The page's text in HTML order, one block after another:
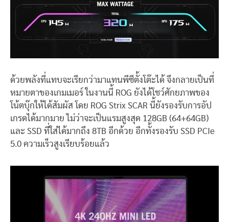
ด้วยพลังที่แทบจะเรียกว่ามาแทนพีซีตั้งโต๊ะได้ จึงกลายเป็นที่
หมายตาของเกมเมอร์ ในงานนี้ ROG ยังได้โชว์ศักยภาพของ
โน้ตบุ๊กให้ได้สัมผัส โดย ROG Strix SCAR นี้ยังรองรับการอัป
เกรดได้มากมาย ไม่ว่าจะเป็นแรมสูงสุด 128GB (64+64GB)
และ SSD ที่ใส่ได้มากถึง 8TB อีกด้วย อีกทั้งรองรับ SSD PCIe
5.0 ความเร็วสูงเรียบร้อยแล้ว